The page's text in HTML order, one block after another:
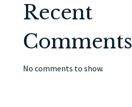
Recent
Comments
No comments to show.